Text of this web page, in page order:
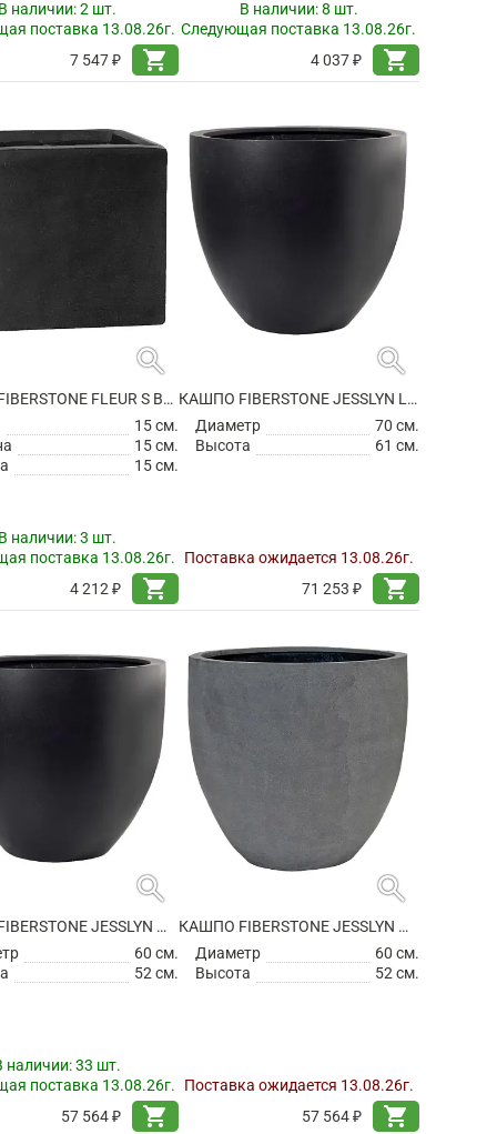
наличии:2 шт.
поставка 13.08.26г.
7 547 ₽
shopping_cart
В наличии:8 шт.
Следующая поставка 13.08.26г.
4 037 ₽
shopping_cart
search
КАШПО FIBERSTONE FLEUR S BLACK
15 см.
15 см.
15 см.
наличии:3 шт.
поставка 13.08.26г.
4 212 ₽
shopping_cart
search
КАШПО FIBERSTONE JESSLYN L BLACK
Диаметр
70 см.
Высота
61 см.
Поставка ожидается 13.08.26г.
71 253 ₽
shopping_cart
search
КАШПО FIBERSTONE JESSLYN M BLACK
60 см.
52 см.
наличии:33 шт.
поставка 13.08.26г.
57 564 ₽
shopping_cart
search
КАШПО FIBERSTONE JESSLYN M GREY
Диаметр
60 см.
Высота
52 см.
Поставка ожидается 13.08.26г.
57 564 ₽
shopping_cart